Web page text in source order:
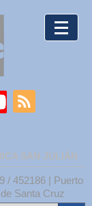
SAN JULIÁN
/ 452186 | Puerto
Santa Cruz